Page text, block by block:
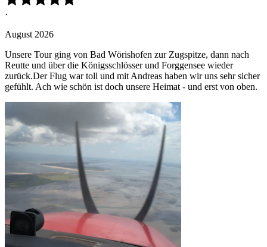
·
August 2026
Unsere Tour ging von Bad Wörishofen zur Zugspitze, dann nach
Reutte und über die Königsschlösser und Forggensee wieder
zurück.Der Flug war toll und mit Andreas haben wir uns sehr sicher
gefühlt. Ach wie schön ist doch unsere Heimat - und erst von oben.